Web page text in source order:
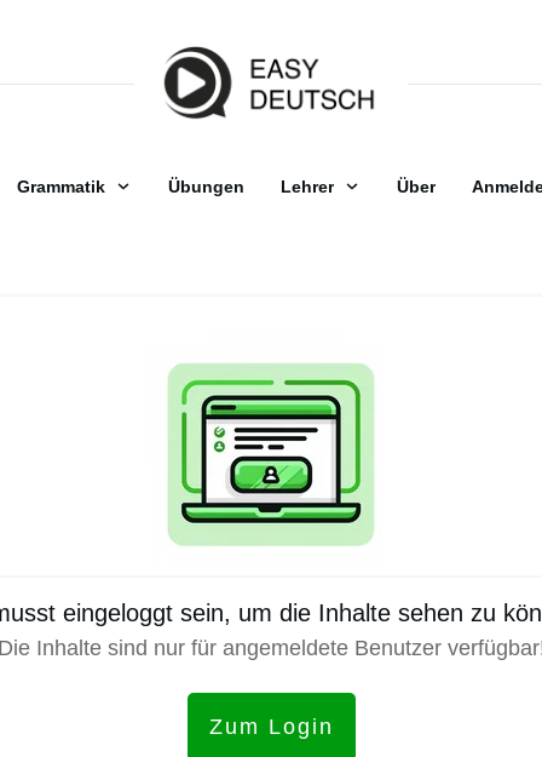
Grammatik Übungen Lehrer Über
eingeloggt sein, um die Inhalte sehen zu
Inhalte sind nur für angemeldete Benutzer
Zum Login